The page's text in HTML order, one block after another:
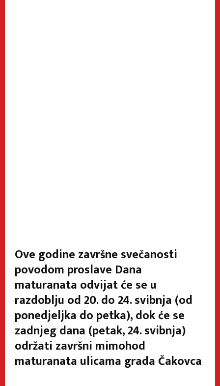
Ove godine završne svečanosti
povodom proslave Dana
maturanata odvijat će se u
razdoblju od 20. do 24. svibnja (od
ponedjeljka do petka), dok će se
zadnjeg dana (petak, 24. svibnja)
održati završni mimohod
maturanata ulicama grada Čakovca